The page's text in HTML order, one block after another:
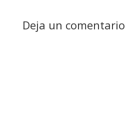
Deja un comentario